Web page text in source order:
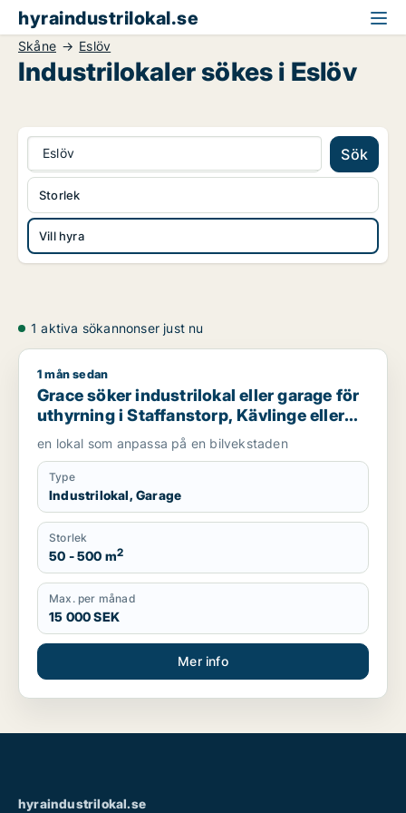
hyraindustrilokal.se
Skåne Eslöv
Industrilokaler sökes i Eslöv
Eslöv Sök
Vill hyra
Storlek
1 aktiva sökannonser just nu
Grace söker industrilokal eller garage för uthyrning i
1 mån sedan
Grace söker industrilokal eller garage för
uthyrning i Staffanstorp, Kävlinge eller
Lomma m.fl.
en lokal som anpassa på en bilvekstaden
Type
Industrilokal, Garage
Storlek
50 - 500 m2
Max. per månad
15 000 SEK
Mer info
hyraindustrilokal.se